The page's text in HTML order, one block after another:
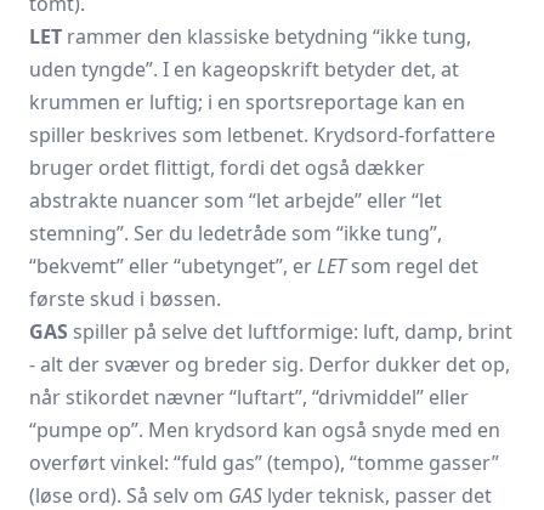
LET rammer den klassiske betydning “ikke tung,
uden tyngde”. I en kageopskrift betyder det, at
krummen er luftig; i en sportsreportage kan en
spiller beskrives som letbenet. Krydsord-forfattere
bruger ordet flittigt, fordi det også dækker
abstrakte nuancer som “let arbejde” eller “let
stemning”. Ser du ledetråde som “ikke tung”,
“bekvemt” eller “ubetynget”, erLETsom regel det
første skud i bøssen.
GAS spiller på selve det luftformige: luft, damp, brint
- alt der svæver og breder sig. Derfor dukker det op,
når stikordet nævner “luftart”, “drivmiddel” eller
“pumpe op”. Men krydsord kan også snyde med en
overført vinkel: “fuld gas” (tempo), “tomme gasser”
(løse ord). Så selv om GAS lyder teknisk, passer det